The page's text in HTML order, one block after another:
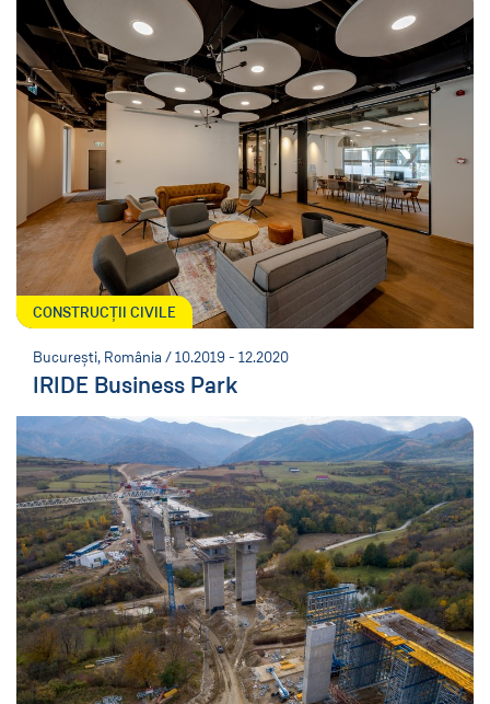
CONSTRUCȚII CIVILE
București, România / 10.2019 - 12.2020
IRIDE Business Park